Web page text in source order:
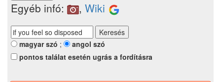
Egyéb infó:
, Wiki
magyar szó ;
angol szó
pontos találat esetén ugrás a fordításra